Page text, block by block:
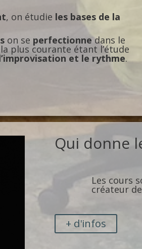
, on étudie les bases de la
on se perfectionnedans le
plus courante étant l’étude
et le rythme.
Qui donne
Les cours
créateur de
+ d'infos